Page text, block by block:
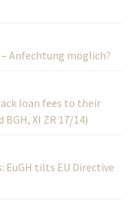
Anfechtung möglich?
loan fees to their
BGH, XI ZR 17/14)
EuGH tilts EU Directive